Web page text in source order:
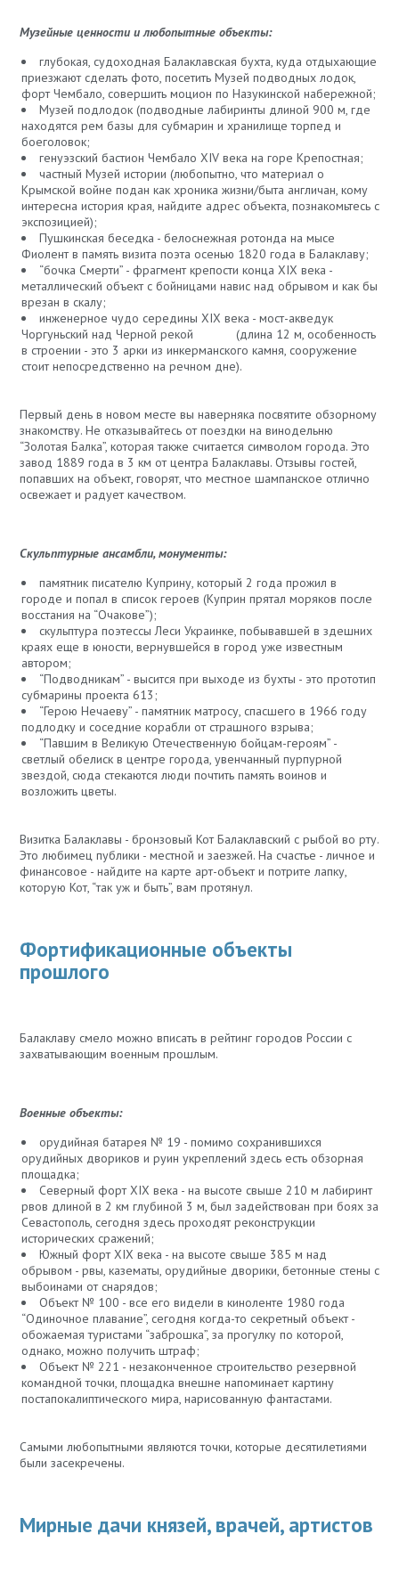
Музейные ценности и любопытные объекты:
глубокая, судоходная Балаклавская бухта, куда отдыхающие
приезжают сделать фото, посетить Музей подводных лодок,
форт Чембало, совершить моцион по Назукинской набережной;
Музей подлодок (подводные лабиринты длиной 900 м, где
находятся рем базы для субмарин и хранилище торпед и
боеголовок;
генуэзский бастион Чембало XIV века на горе Крепостная;
частный Музей истории (любопытно, что материал о
Крымской войне подан как хроника жизни/быта англичан, кому
интересна история края, найдите адрес объекта, познакомьтесь с
экспозицией);
Пушкинская беседка - белоснежная ротонда на мысе
Фиолент в память визита поэта осенью 1820 года в Балаклаву;
“бочка Смерти” - фрагмент крепости конца XIX века -
металлический объект с бойницами навис над обрывом и как бы
врезан в скалу;
инженерное чудо середины XIX века - мост-акведук
Чоргуньский над Черной рекой (длина 12 м, особенность
в строении - это 3 арки из инкерманского камня, сооружение
стоит непосредственно на речном дне).
Первый день в новом месте вы наверняка посвятите обзорному
знакомству. Не отказывайтесь от поездки на винодельню
“Золотая Балка”, которая также считается символом города. Это
завод 1889 года в 3 км от центра Балаклавы. Отзывы гостей,
попавших на объект, говорят, что местное шампанское отлично
освежает и радует качеством.
Скульптурные ансамбли, монументы:
памятник писателю Куприну, который 2 года прожил в
городе и попал в список героев (Куприн прятал моряков после
восстания на “Очакове”);
скульптура поэтессы Леси Украинке, побывавшей в здешних
краях еще в юности, вернувшейся в город уже известным
автором;
“Подводникам” - высится при выходе из бухты - это прототип
субмарины проекта 613;
“Герою Нечаеву” - памятник матросу, спасшего в 1966 году
подлодку и соседние корабли от страшного взрыва;
“Павшим в Великую Отечественную бойцам-героям” -
светлый обелиск в центре города, увенчанный пурпурной
звездой, сюда стекаются люди почтить память воинов и
возложить цветы.
Визитка Балаклавы - бронзовый Кот Балаклавский с рыбой во рту.
Это любимец публики - местной и заезжей. На счастье - личное и
финансовое - найдите на карте арт-объект и потрите лапку,
которую Кот, “так уж и быть”, вам протянул.
Фортификационные объекты
прошлого
Балаклаву смело можно вписать в рейтинг городов России с
захватывающим военным прошлым.
Военные объекты:
орудийная батарея № 19 - помимо сохранившихся
орудийных двориков и руин укреплений здесь есть обзорная
площадка;
Северный форт XIX века - на высоте свыше 210 м лабиринт
рвов длиной в 2 км глубиной 3 м, был задействован при боях за
Севастополь, сегодня здесь проходят реконструкции
исторических сражений;
Южный форт XIX века - на высоте свыше 385 м над
обрывом - рвы, казематы, орудийные дворики, бетонные стены с
выбоинами от снарядов;
Объект № 100 - все его видели в киноленте 1980 года
“Одиночное плавание”, сегодня когда-то секретный объект -
обожаемая туристами “заброшка”, за прогулку по которой,
однако, можно получить штраф;
Объект № 221 - незаконченное строительство резервной
командной точки, площадка внешне напоминает картину
постапокалиптического мира, нарисованную фантастами.
Самыми любопытными являются точки, которые десятилетиями
были засекречены.
Мирные дачи князей, врачей, артистов